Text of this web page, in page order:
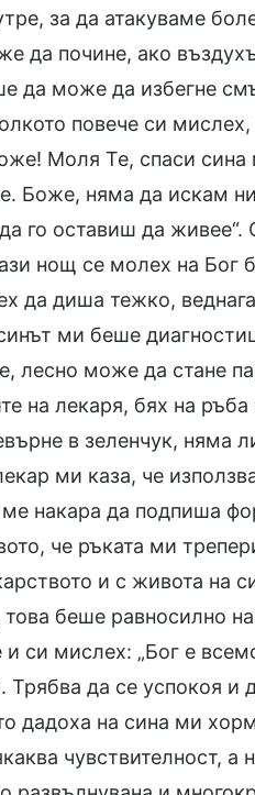
за да атакуваме
да почине, ако
да може да избегне
повече си мислех,
Моля Те, спаси
Боже, няма да искам
го оставиш да живее“.
нощ се молех на Бог
да диша тежко,
ми беше
лесно може да стане
на лекаря, бях на
в зеленчук, няма
ми каза, че
накара да подпиша
че ръката ми
и с живота на
беше равносилно на
си мислех: „Бог е
да се успокоя и
дадоха на сина ми
чувствителност, а